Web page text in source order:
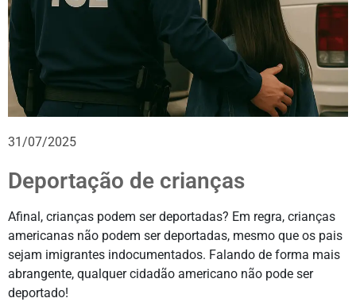
31/07/2025
Deportação de crianças
Afinal, crianças podem ser deportadas? Em regra, crianças
americanas não podem ser deportadas, mesmo que os pais
sejam imigrantes indocumentados. Falando de forma mais
abrangente, qualquer cidadão americano não pode ser
deportado!